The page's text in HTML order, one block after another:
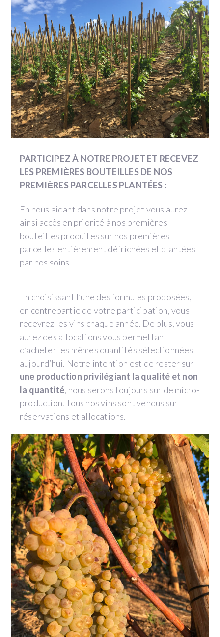
PARTICIPEZ À NOTRE PROJET ET RECEVEZ
LES PREMIЀRES BOUTEILLES DE NOS
PREMIЀRES PARCELLES PLANTÉES :
En nous aidant dans notre projet vous aurez
ainsi accès en priorité à nos premières
bouteilles produites sur nos premières
parcelles entièrement défrichées et plantées
par nos soins.
En choisissant l’une des formules proposées,
en contrepartie de votre participation, vous
recevrez les vins chaque année. De plus, vous
aurez des allocations vous permettant
d’acheter les mêmes quantités sélectionnées
aujourd’hui. Notre intention est de rester sur
une production privilégiant la qualité et non
la quantité, nous serons toujours sur de micro-
production. Tous nos vins sont vendus sur
réservations et allocations.